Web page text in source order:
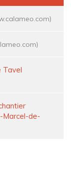
Tavel
Marcel-de-